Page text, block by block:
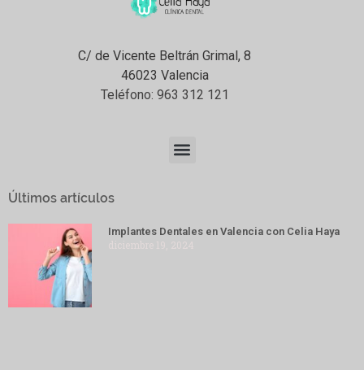
C/ de Vicente Beltrán Grimal, 8
46023 Valencia
Teléfono: 963 312 121
Últimos artículos
Implantes Dentales en Valencia con Celia Haya